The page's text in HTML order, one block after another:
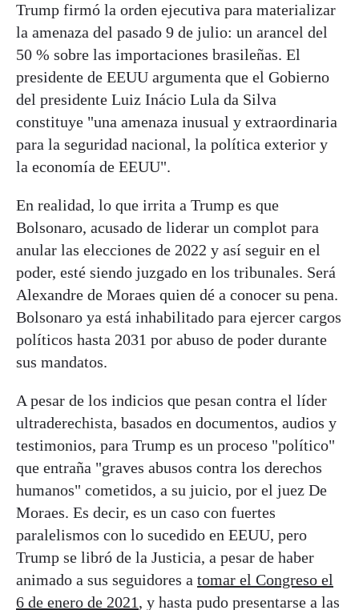
Trump firmó la orden ejecutiva para materializar
la amenaza del pasado 9 de julio: un arancel del
50 % sobre las importaciones brasileñas. El
presidente de EEUU argumenta que el Gobierno
del presidente Luiz Inácio Lula da Silva
constituye "una amenaza inusual y extraordinaria
para la seguridad nacional, la política exterior y
la economía de EEUU".
En realidad, lo que irrita a Trump es que
Bolsonaro, acusado de liderar un complot para
anular las elecciones de 2022 y así seguir en el
poder, esté siendo juzgado en los tribunales. Será
Alexandre de Moraes quien dé a conocer su pena.
Bolsonaro ya está inhabilitado para ejercer cargos
políticos hasta 2031 por abuso de poder durante
sus mandatos.
A pesar de los indicios que pesan contra el líder
ultraderechista, basados en documentos, audios y
testimonios, para Trump es un proceso "político"
que entraña "graves abusos contra los derechos
humanos" cometidos, a su juicio, por el juez De
Moraes. Es decir, es un caso con fuertes
paralelismos con lo sucedido en EEUU, pero
Trump se libró de la Justicia, a pesar de haber
animado a sus seguidores a tomar el Congreso el
6 de enero de 2021, y hasta pudo presentarse a las